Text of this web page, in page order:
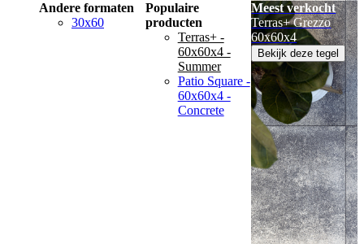
Andere formaten
30x60
Populaire
producten
Terras+ -
60x60x4 -
Summer
Patio Square -
60x60x4 -
Concrete
Meest verkocht
Terras+ Grezzo
60x60x4
Bekijk deze tegel